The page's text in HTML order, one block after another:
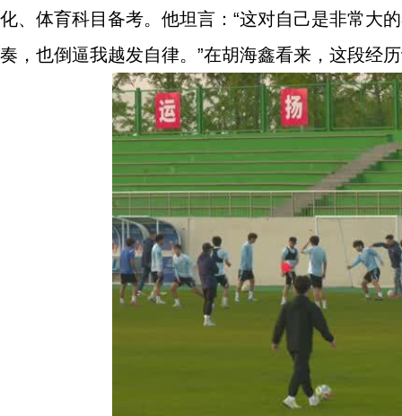
化、体育科目备考。他坦言：“这对自己是非常大
奏，也倒逼我越发自律。”在胡海鑫看来，这段经